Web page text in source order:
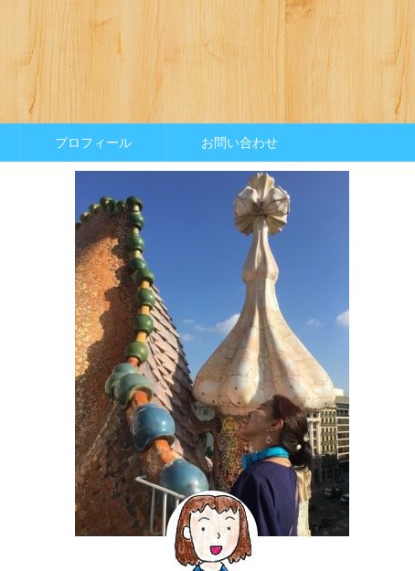
プロフィール お問い合わせ